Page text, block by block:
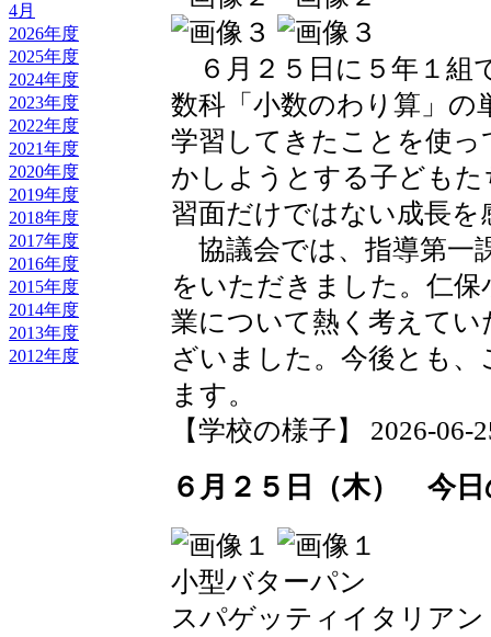
4月
2026年度
2025年度
2024年度
2023年度
2022年度
2021年度
2020年度
2019年度
2018年度
2017年度
2016年度
2015年度
2014年度
2013年度
2012年度
６月２５日に５年１組
数科「小数のわり算」の
学習してきたことを使
かしようとする子ども
習面だけではない成長を
協議会では、指導第一
をいただきました。仁
業について熱く考えて
ざいました。今後とも
ます。
【学校の様子】 2026-06-
６月２５日（木） 今日
小型バターパン
スパゲッティイタリアン